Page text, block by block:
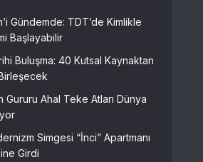
Gündemde: TDT’de Kimlikle
Başlayabilir
Buluşma: 40 Kutsal Kaynaktan
Gururu Ahal Teke Atları Dünya
Simgesi “İnci” Apartmanı
Girdi